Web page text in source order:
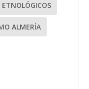
ETNOLÓGICOS
ALMERÍA